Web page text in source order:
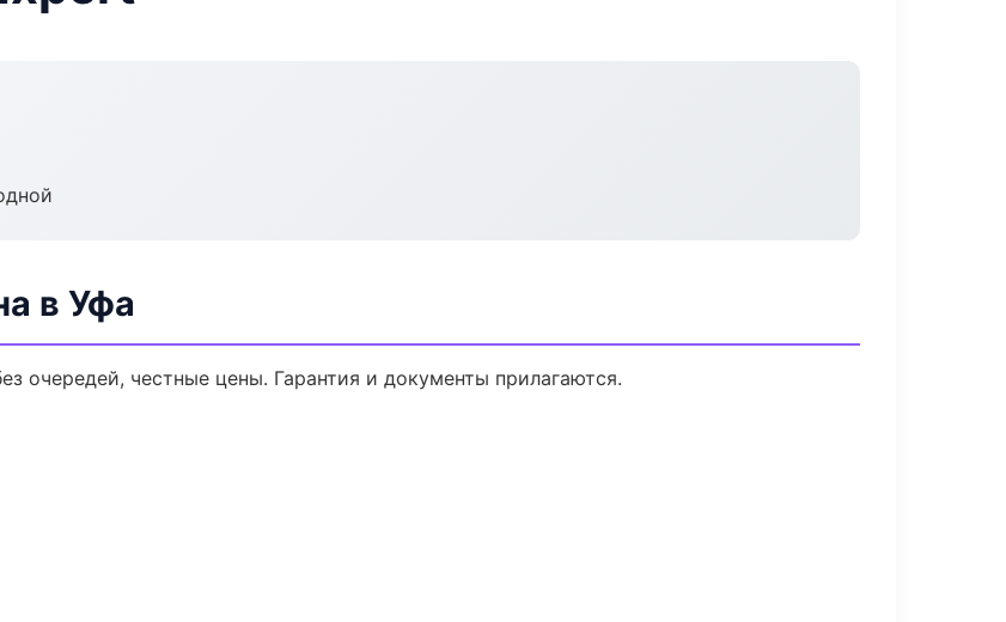
в Уфа
очередей, честные цены. Гарантия и документы прилагаются.